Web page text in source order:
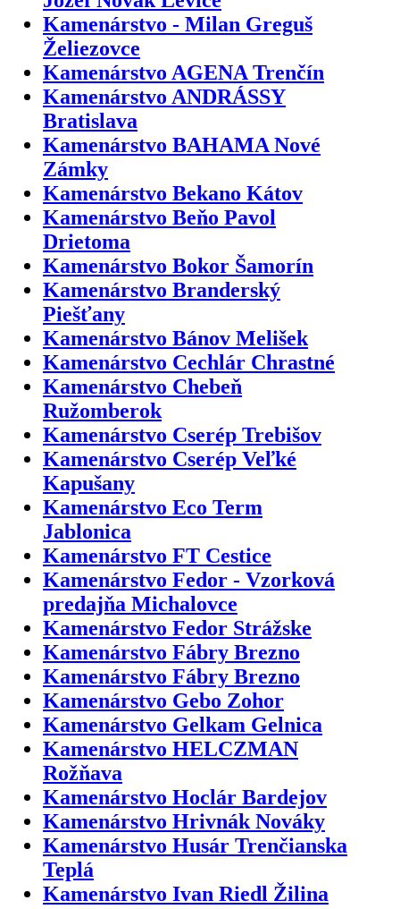
Kamenárstvo - Milan Greguš
Želiezovce
Kamenárstvo AGENA Trenčín
Kamenárstvo ANDRÁSSY
Bratislava
Kamenárstvo BAHAMA Nové
Zámky
Kamenárstvo Bekano Kátov
Kamenárstvo Beňo Pavol
Drietoma
Kamenárstvo Bokor Šamorín
Kamenárstvo Branderský
Piešťany
Kamenárstvo Bánov Melišek
Kamenárstvo Cechlár Chrastné
Kamenárstvo Chebeň
Ružomberok
Kamenárstvo Cserép Trebišov
Kamenárstvo Cserép Veľké
Kapušany
Kamenárstvo Eco Term
Jablonica
Kamenárstvo FT Cestice
Kamenárstvo Fedor - Vzorková
predajňa Michalovce
Kamenárstvo Fedor Strážske
Kamenárstvo Fábry Brezno
Kamenárstvo Fábry Brezno
Kamenárstvo Gebo Zohor
Kamenárstvo Gelkam Gelnica
Kamenárstvo HELCZMAN
Rožňava
Kamenárstvo Hoclár Bardejov
Kamenárstvo Hrivnák Nováky
Kamenárstvo Husár Trenčianska
Teplá
Kamenárstvo Ivan Riedl Žilina